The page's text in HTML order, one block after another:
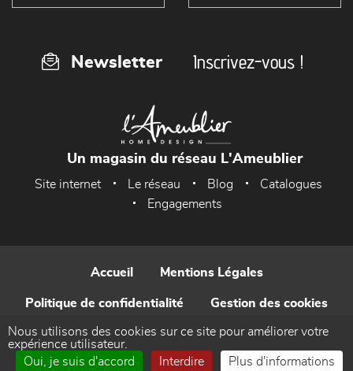
Newsletter Inscrivez-vous !
Un magasin du réseau L'Ameublier
Site internet Le réseau Blog
Catalogues
Engagements
Accueil Mentions Légales
Politique de confidentialité Gestion des cookies
Contact
Nous utilisons des cookies sur ce site pour améliorer votre
expérience utilisateur.
Oui, je suis d'accord
Interdire Plus d'informations